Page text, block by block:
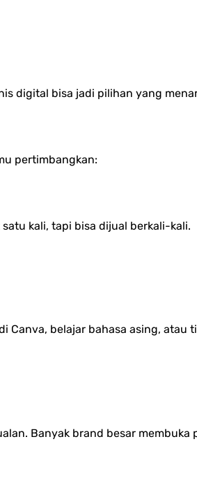
digital bisa jadi pilihan yang
pertimbangkan:
kali, tapi bisa dijual berkali-kali.
belajar bahasa asing, atau
Banyak brand besar membuka